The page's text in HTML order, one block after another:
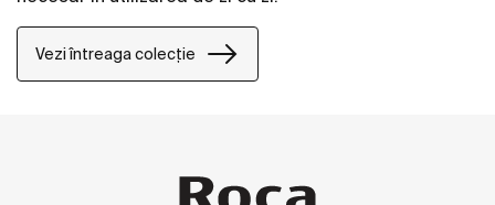
Vezi întreaga colecție